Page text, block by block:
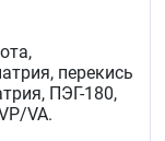
перекись
ПЭГ-180,
VA.